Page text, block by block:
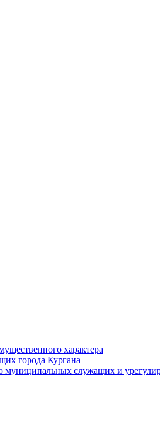
характера
города Кургана
служащих и